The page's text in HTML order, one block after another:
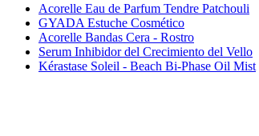
Acorelle Eau de Parfum Tendre Patchouli
GYADA Estuche Cosmético
Acorelle Bandas Cera - Rostro
Serum Inhibidor del Crecimiento del Vello
Kérastase Soleil - Beach Bi-Phase Oil Mist